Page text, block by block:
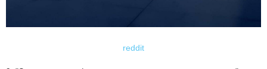
reddit